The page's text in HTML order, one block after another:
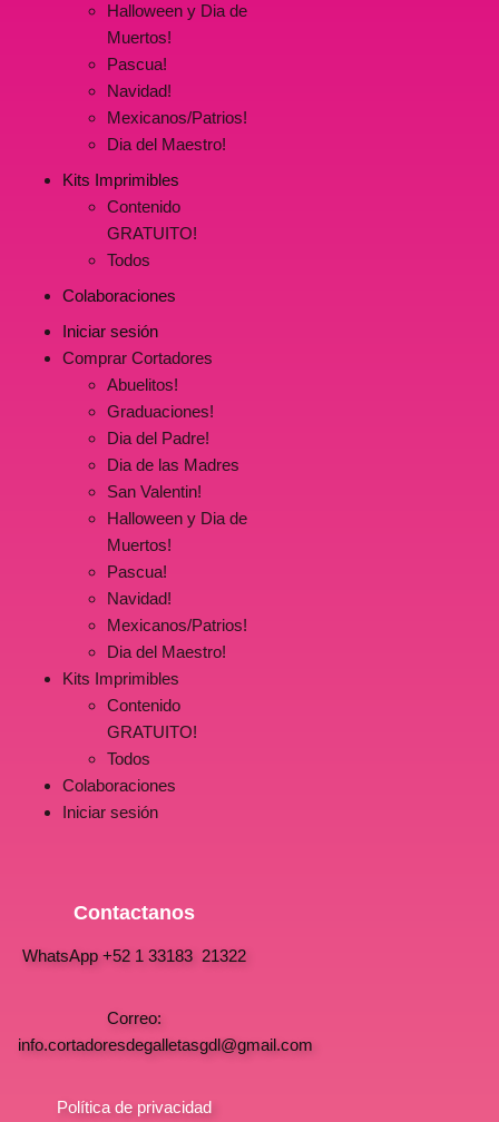
Halloween y Dia de
Muertos!
Pascua!
Navidad!
Mexicanos/Patrios!
Dia del Maestro!
Kits Imprimibles
Contenido
GRATUITO!
Todos
Colaboraciones
Iniciar sesión
Comprar Cortadores
Abuelitos!
Graduaciones!
Dia del Padre!
Dia de las Madres
San Valentin!
Halloween y Dia de
Muertos!
Pascua!
Navidad!
Mexicanos/Patrios!
Dia del Maestro!
Kits Imprimibles
Contenido
GRATUITO!
Todos
Colaboraciones
Iniciar sesión
Contactanos
WhatsApp +52 1 33183 21322
Correo:
info.cortadoresdegalletasgdl@gmail.com
Política de privacidad